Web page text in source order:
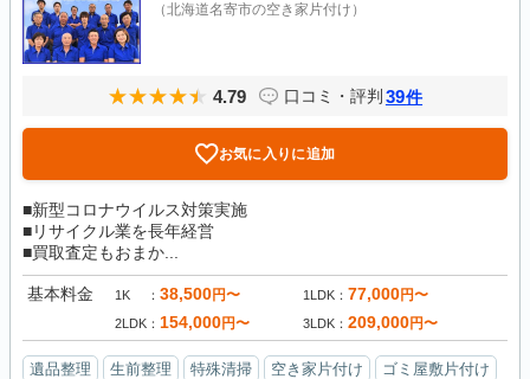
（北海道名寄市の空き家片付け）
4.79 口コミ・評判 39件
お気に入りに追加
■新型コロナウイルス対策実施
■リサイクル業を長年経営
■買取査定もおまか...
基本料金 1K 38,500円〜 1LDK 77,000円〜
2LDK 154,000円〜 3LDK 209,000円〜
遺品整理 生前整理 特殊清掃 空き家片付け
ゴミ屋敷片付け